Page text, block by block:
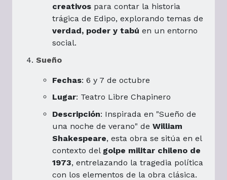
creativos para contar la historia
trágica de Edipo, explorando temas de
verdad, poder y tabú en un entorno
social.
Sueño
Fechas: 6 y 7 de octubre
Lugar: Teatro Libre Chapinero
Descripción: Inspirada en "Sueño de
una noche de verano" de William
Shakespeare, esta obra se sitúa en el
contexto del golpe militar chileno de
1973, entrelazando la tragedia política
con los elementos de la obra clásica.